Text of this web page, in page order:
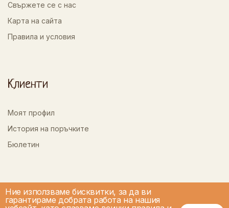
Ние използваме бисквитки, за да ви
гарантираме добрата работа на нашия
Свържете се с нас
Карта на сайта
Правила и условия
Клиенти
Моят профил
История на поръчките
Бюлетин